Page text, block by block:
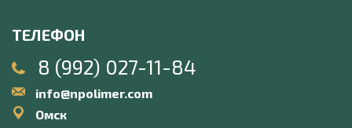
ТЕЛЕФОН
8 (992) 027-11-84
info@npolimer.com
Омск